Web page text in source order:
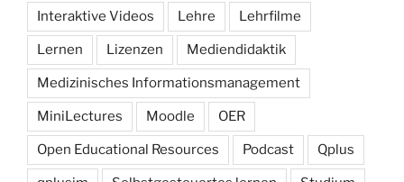
Interaktive Videos Lehre Lehrfilme
Lernen Lizenzen Mediendidaktik
Medizinisches Informationsmanagement
MiniLectures Moodle OER
Open Educational Resources Podcast Qplus